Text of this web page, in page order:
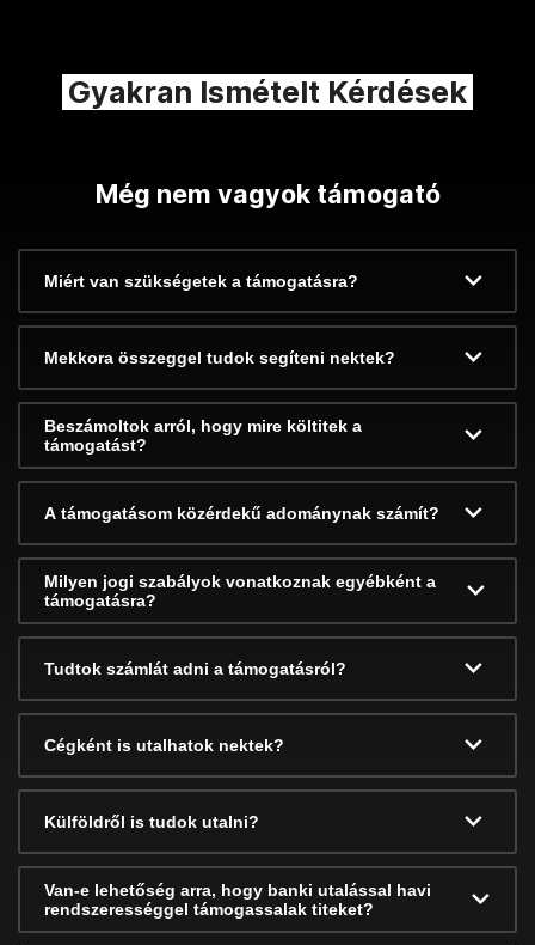
Gyakran Ismételt Kérdések
Még nem vagyok támogató
Miért van szükségetek a támogatásra?
Mekkora összeggel tudok segíteni nektek?
Beszámoltok arról, hogy mire költitek a
támogatást?
A támogatásom közérdekű adománynak számít?
Milyen jogi szabályok vonatkoznak egyébként a
támogatásra?
Tudtok számlát adni a támogatásról?
Cégként is utalhatok nektek?
Külföldről is tudok utalni?
Van-e lehetőség arra, hogy banki utalással havi
rendszerességgel támogassalak titeket?